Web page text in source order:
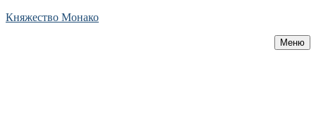
Княжество Монако
Меню